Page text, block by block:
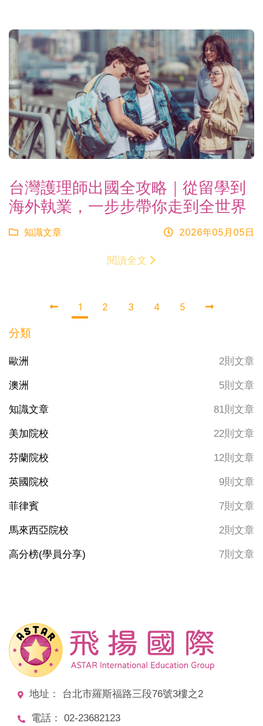
台灣護理師出國全攻略｜從留學到
海外執業，一步步帶你走到全世界
知識文章 2026年05月05日
閱讀全文
1 2 3 4 5
分類
歐洲 2則文章
澳洲 5則文章
知識文章 81則文章
美加院校 22則文章
芬蘭院校 12則文章
英國院校 9則文章
菲律賓 7則文章
馬來西亞院校 2則文章
高分榜(學員分享) 7則文章
地址： 台北市羅斯福路三段76號3樓之2
電話： 02-23682123